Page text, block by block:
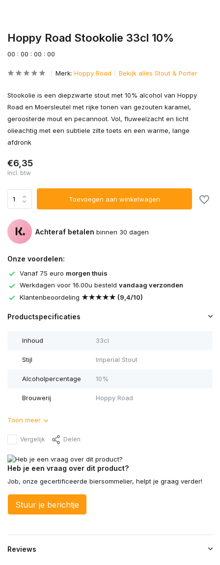
Hoppy Road Stookolie 33cl 10%
00 : 00 : 00 : 00
Merk: Hoppy Road Bekijk alles Stout & Porter
Stookolie is een diepzwarte stout met 10% alcohol van Hoppy
Road en Moersleutel met rijke tonen van gezouten karamel,
geroosterde mout en pecannoot. Vol, fluweelzacht en licht
olieachtig met een subtiele zilte toets en een warme, lange
afdronk
€6,35
Incl. btw
Toevoegen aan winkelwagen
Achteraf betalen binnen 30 dagen
Onze voordelen:
Vanaf 75 euro morgen thuis
Werkdagen voor 16.00u besteld vandaag verzonden
Klantenbeoordeling ★★★★★ (9,4/10)
Productspecificaties
Inhoud 33cl
Stijl Imperial Stout
Alcoholpercentage 10%
Brouwerij Hoppy Road
Toon meer
Vergelijk Delen
Heb je een vraag over dit product?
Job, onze gecertificeerde biersommelier, helpt je graag verder!
Stuur je berichtje
Reviews